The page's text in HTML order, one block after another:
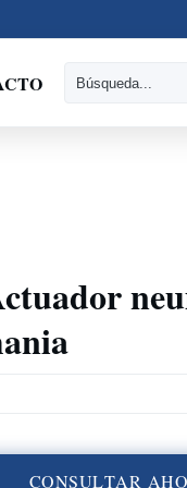
CONSULTAR AH